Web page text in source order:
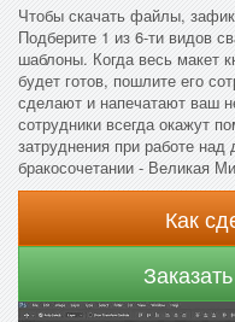
Чтобы скачать файлы,
Подберите 1 из 6-ти видов
шаблоны. Когда весь макет
будет готов, пошлите его
сделают и напечатают ваш
сотрудники всегда окажут
затруднения при работе
бракосочетании - Великая
Как